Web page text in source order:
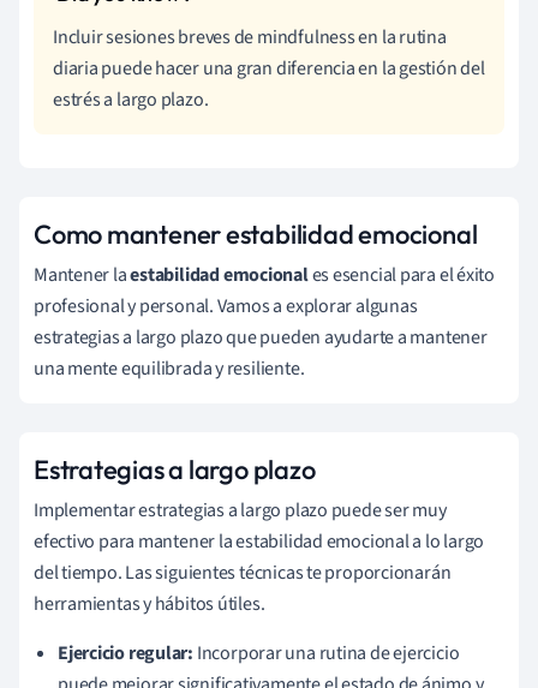
Incluir sesiones breves de mindfulness en la rutina
diaria puede hacer una gran diferencia en la gestión del
estrés a largo plazo.
Como mantener estabilidad emocional
Mantener laestabilidad emocionales esencial para el éxito
profesional y personal. Vamos a explorar algunas
estrategias a largo plazo que pueden ayudarte a mantener
una mente equilibrada y resiliente.
Estrategias a largo plazo
Implementar estrategias a largo plazo puede ser muy
efectivo para mantener la estabilidad emocional a lo largo
del tiempo. Las siguientes técnicas te proporcionarán
herramientas y hábitos útiles.
Ejercicio regular: Incorporar una rutina de ejercicio